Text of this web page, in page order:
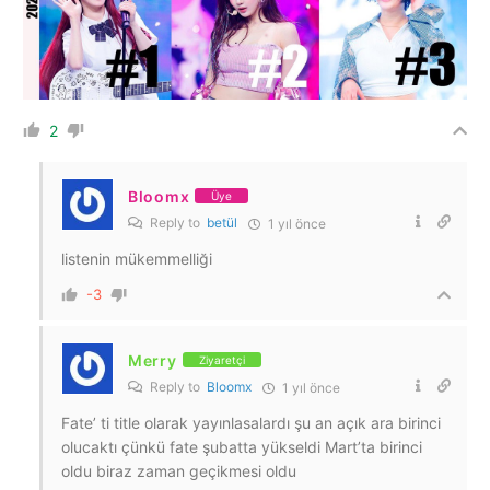
2
Bloomx Üye
Reply to betül 1 yıl önce
listenin mükemmelliği
-3
Merry Ziyaretçi
Reply to Bloomx 1 yıl önce
Fate’ ti title olarak yayınlasalardı şu an açık ara birinci
olucaktı çünkü fate şubatta yükseldi Mart’ta birinci
oldu biraz zaman geçikmesi oldu